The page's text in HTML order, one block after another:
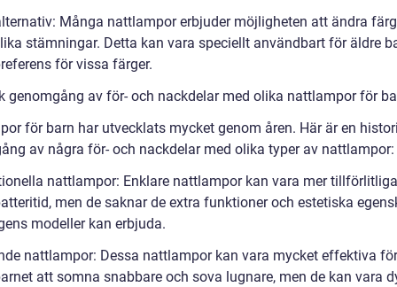
Många nattlampor erbjuder möjligheten att ändra
stämningar. Detta kan vara speciellt användbart för äldre
för vissa färger.
genomgång av för- och nackdelar med olika nattlampor för
för barn har utvecklats mycket genom åren. Här är en
av några för- och nackdelar med olika typer av nattlampor:
nattlampor: Enklare nattlampor kan vara mer
men de saknar de extra funktioner och estetiska
modeller kan erbjuda.
nattlampor: Dessa nattlampor kan vara mycket effektiva
att somna snabbare och sova lugnare, men de kan vara